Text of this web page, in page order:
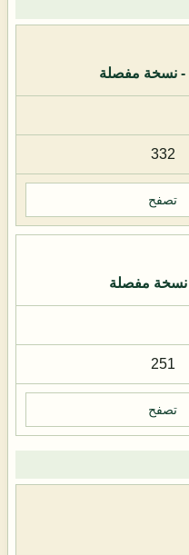
- نسخة مفصلة
332
تصفح
- نسخة مفصلة
251
تصفح